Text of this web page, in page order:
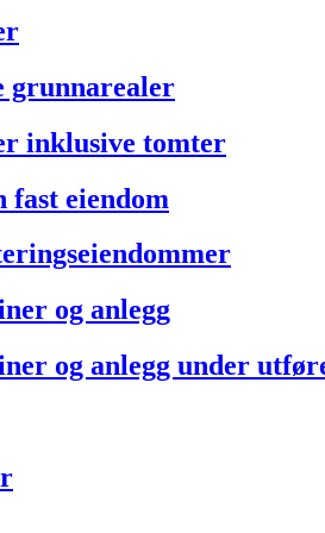
grunnarealer
inklusive tomter
fast eiendom
og anlegg
og anlegg under